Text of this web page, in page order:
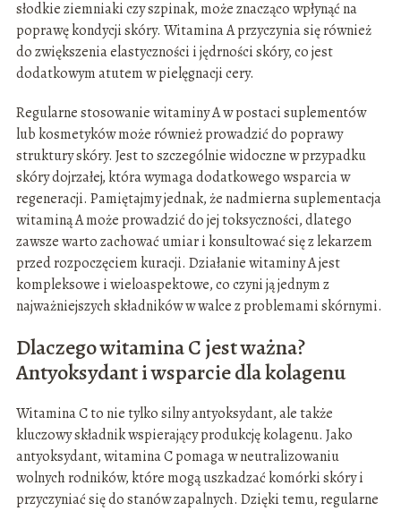
słodkie ziemniaki czy szpinak, może znacząco wpłynąć na
poprawę kondycji skóry. Witamina A przyczynia się również
do zwiększenia elastyczności i jędrności skóry, co jest
dodatkowym atutem w pielęgnacji cery.
Regularne stosowanie witaminy A w postaci suplementów
lub kosmetyków może również prowadzić do poprawy
struktury skóry. Jest to szczególnie widoczne w przypadku
skóry dojrzałej, która wymaga dodatkowego wsparcia w
regeneracji. Pamiętajmy jednak, że nadmierna suplementacja
witaminą A może prowadzić do jej toksyczności, dlatego
zawsze warto zachować umiar i konsultować się z lekarzem
przed rozpoczęciem kuracji. Działanie witaminy A jest
kompleksowe i wieloaspektowe, co czyni ją jednym z
najważniejszych składników w walce z problemami skórnymi.
Dlaczego witamina C jest ważna?
Antyoksydant i wsparcie dla kolagenu
Witamina C to nie tylko silny antyoksydant, ale także
kluczowy składnik wspierający produkcję kolagenu. Jako
antyoksydant, witamina C pomaga w neutralizowaniu
wolnych rodników, które mogą uszkadzać komórki skóry i
przyczyniać się do stanów zapalnych. Dzięki temu, regularne